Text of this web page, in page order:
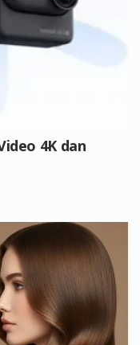
4K dan